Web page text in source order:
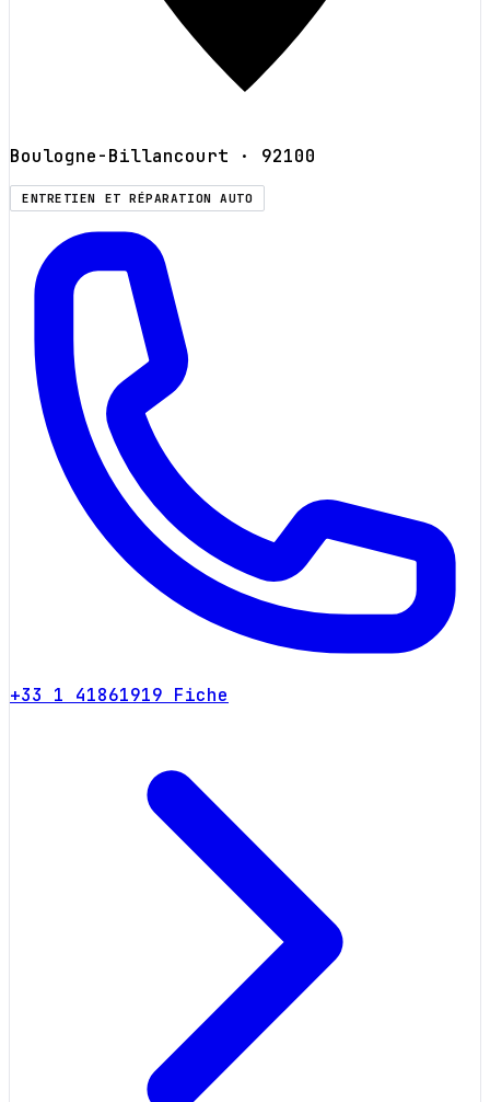
Boulogne-Billancourt · 92100
ENTRETIEN ET RÉPARATION AUTO
+33 1 41861919 Fiche